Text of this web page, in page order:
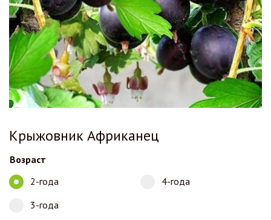
Крыжовник Африканец
Возраст
2-года
3-года
4-года